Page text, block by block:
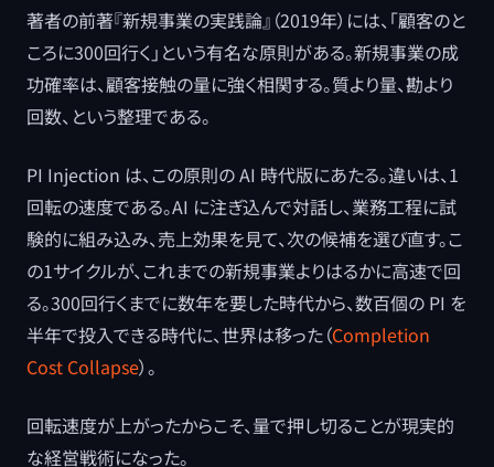
著者の前著『新規事業の実践論』（2019年）には、「顧客のと
ころに300回行く」という有名な原則がある。新規事業の成
功確率は、顧客接触の量に強く相関する。質より量、勘より
回数、という整理である。
PI Injection は、この原則の AI 時代版にあたる。違いは、1
回転の速度である。AI に注ぎ込んで対話し、業務工程に試
験的に組み込み、売上効果を見て、次の候補を選び直す。こ
の1サイクルが、これまでの新規事業よりはるかに高速で回
る。300回行くまでに数年を要した時代から、数百個の PI を
半年で投入できる時代に、世界は移った（Completion
Cost Collapse）。
回転速度が上がったからこそ、量で押し切ることが現実的
な経営戦術になった。